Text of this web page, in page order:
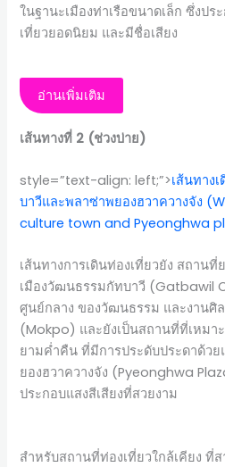
ในฐานะเมืองท่าเรือขนาดเล็ก ซึ่งป
เที่ยวยอดนิยม และมีชื่อเสียง
อ่านเพิ่มเติม
เส้นทางที่ 2 (ช่วงบ่าย)
style=”text-align: left;”>เส้นทาง
บาวีและพลาซ่าพยองฮวาควางจัง
culture town and Pyeonghwa
เส้นทางการเดินท่องเที่ยวยัง สถาน
เมืองวัฒนธรรมกัทบาวี (Gatbawil
ศูนย์กลาง ของวัฒนธรรม และงานศิ
(Mokpo) และยังเป็นสถานที่ที่เหม
ยามค่ำคืน ที่มีการประดับประดาด้ว
ยองฮวาควางจัง (Pyeonghwa
ประกอบแสงสีเสียงที่สวยงาม
สำหรับสถานที่ท่องเที่ยวใกล้เคียง ที่ส